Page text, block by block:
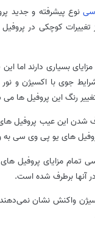
نوع پیشرفته و جدید
بسیاری دارند اما این
شرایط جوی با اکسیژن و
رنگ این پروفیل ها
شدن این عیب پروفیل
های یو پی وی سی به
تمام مزایای پروفیل
آنها برطرف شده است.
واکنش نشان نمی‌دهند